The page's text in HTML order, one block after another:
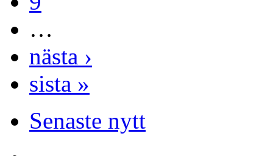
…
nästa ›
sista »
Senaste nytt